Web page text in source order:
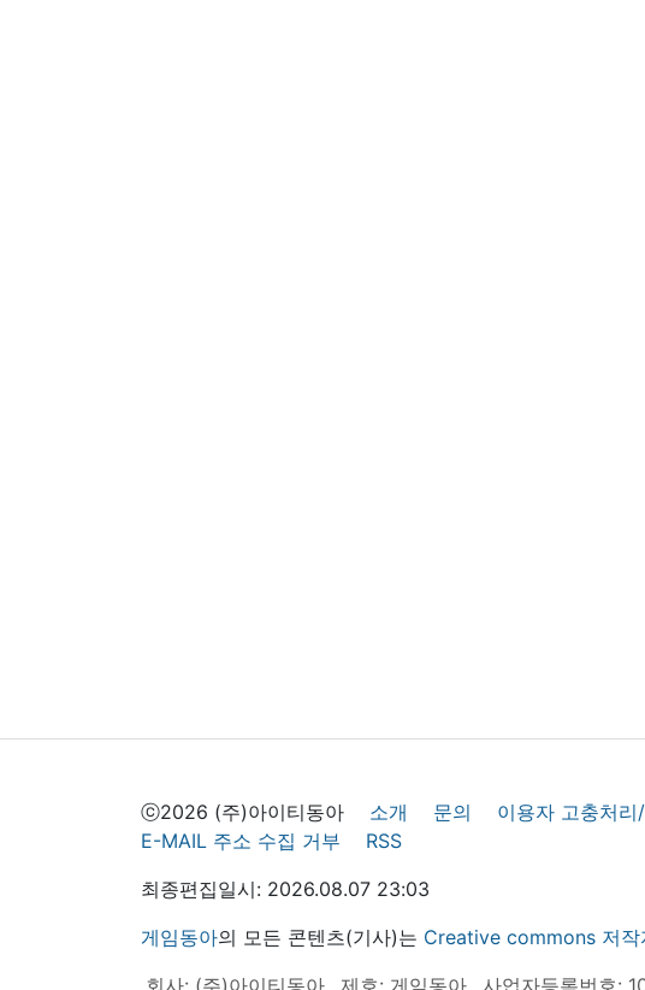
ⓒ2026 (주)아이티동아 소개 문의 이용자 고충처리
E-MAIL 주소 수집 거부
RSS
최종편집일시: 2026.08.07 23:03
게임동아의 모든 콘텐츠(기사)는 Creative commons 저작
회사: (주)아이티동아
제호: 게임동아 사업자등록번호: